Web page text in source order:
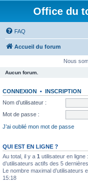
Office du
FAQ
Accueil du forum
Nous
Aucun forum.
CONNEXION • INSCRIPTION
Nom d’utilisateur :
Mot de passe :
J’ai oublié mon mot de passe
QUI EST EN LIGNE ?
Au total, il y a 1 utilisateur en ligne
d’utilisateurs actifs des 5
Le nombre maximal d’utilisateurs
15:18